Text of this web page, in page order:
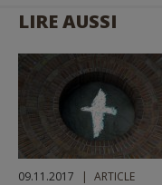
u
LIRE AUSSI
09.11.2017 ARTICLE